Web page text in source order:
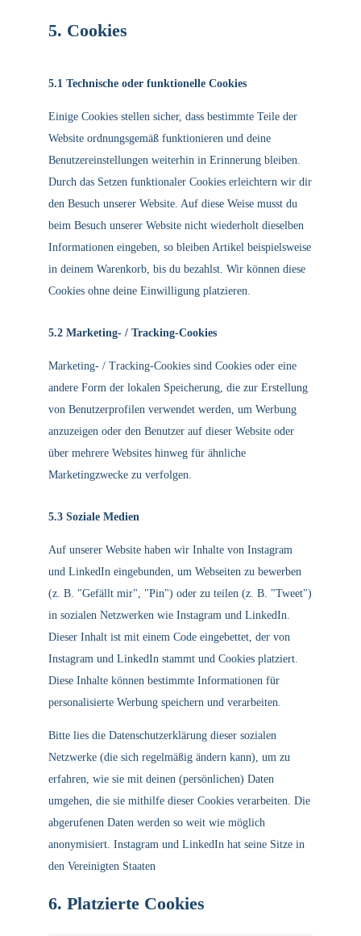
5. Cookies
5.1 Technische oder funktionelle Cookies
Einige Cookies stellen sicher, dass bestimmte Teile der
Website ordnungsgemäß funktionieren und deine
Benutzereinstellungen weiterhin in Erinnerung bleiben.
Durch das Setzen funktionaler Cookies erleichtern wir dir
den Besuch unserer Website. Auf diese Weise musst du
beim Besuch unserer Website nicht wiederholt dieselben
Informationen eingeben, so bleiben Artikel beispielsweise
in deinem Warenkorb, bis du bezahlst. Wir können diese
Cookies ohne deine Einwilligung platzieren.
5.2 Marketing- / Tracking-Cookies
Marketing- / Tracking-Cookies sind Cookies oder eine
andere Form der lokalen Speicherung, die zur Erstellung
von Benutzerprofilen verwendet werden, um Werbung
anzuzeigen oder den Benutzer auf dieser Website oder
über mehrere Websites hinweg für ähnliche
Marketingzwecke zu verfolgen.
5.3 Soziale Medien
Auf unserer Website haben wir Inhalte von Instagram
und LinkedIn eingebunden, um Webseiten zu bewerben
(z. B. "Gefällt mir", "Pin") oder zu teilen (z. B. "Tweet")
in sozialen Netzwerken wie Instagram und LinkedIn.
Dieser Inhalt ist mit einem Code eingebettet, der von
Instagram und LinkedIn stammt und Cookies platziert.
Diese Inhalte können bestimmte Informationen für
personalisierte Werbung speichern und verarbeiten.
Bitte lies die Datenschutzerklärung dieser sozialen
Netzwerke (die sich regelmäßig ändern kann), um zu
erfahren, wie sie mit deinen (persönlichen) Daten
umgehen, die sie mithilfe dieser Cookies verarbeiten. Die
abgerufenen Daten werden so weit wie möglich
anonymisiert. Instagram und LinkedIn hat seine Sitze in
den Vereinigten Staaten
6. Platzierte Cookies